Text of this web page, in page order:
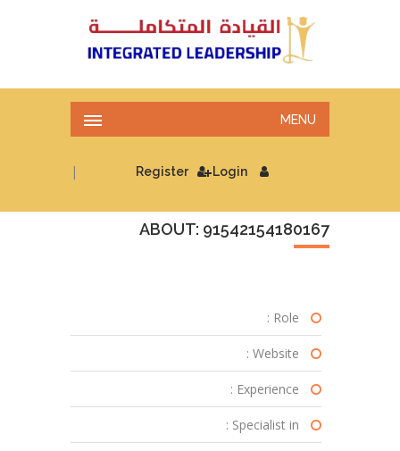
MENU
Login
| Register
ABOUT: 91542154180167
Role :
Website :
Experience :
Specialist in :